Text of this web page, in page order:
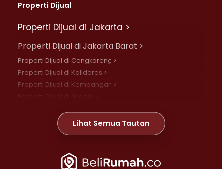
Properti Dijual
Properti Dijual di Jakarta >
Properti Dijual di Jakarta Barat >
Properti Dijual di Cengkareng >
Properti Dijual di Kalideres >
Properti Dijual di Kembangan >
Properti Dijual di Meruya >
Properti Dijual di Jelambar >
Properti Dijual di Jakarta Pusat >
Lihat Semua Tautan